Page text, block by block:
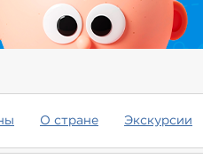
О стране Экскурсии